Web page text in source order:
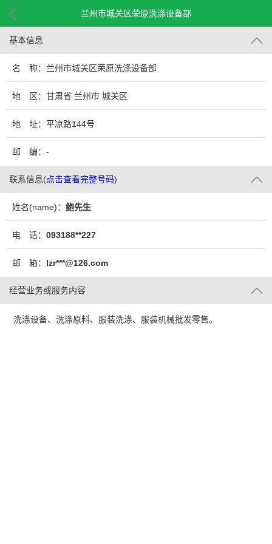
兰州市城关区荣原洗涤设备部
基本信息
名 称：兰州市城关区荣原洗涤设备部
地 区：甘肃省 兰州市 城关区
地 址：平凉路144号
邮 编：-
联系信息(点击查看完整号码)
姓名(name)： 鲍先生
电 话： 093188**227
邮 箱： lzr***@126.com
经营业务或服务内容
洗涤设备、洗涤原料、服装洗涤、服装机械批发零售。